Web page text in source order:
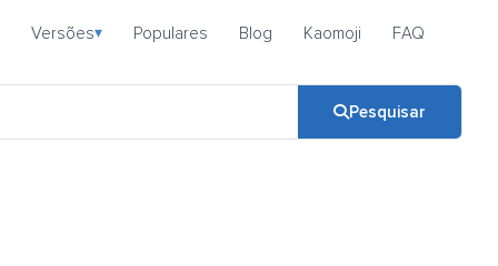
Versões▾ Populares Blog Kaomoji FAQ
Pesquisar